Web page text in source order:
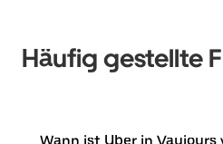
Häufig gestellte